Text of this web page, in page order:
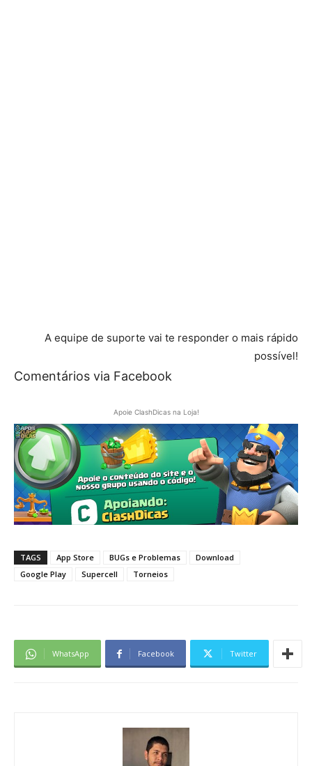
A equipe de suporte vai te responder o mais rápido
possível!
Comentários via Facebook
Apoie ClashDicas na Loja!
TAGS App Store BUGs e Problemas
Download
Google Play
Supercell Torneios
WhatsApp Facebook Twitter